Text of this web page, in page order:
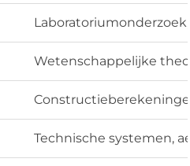
Wetenschappelijke
Technische systemen,